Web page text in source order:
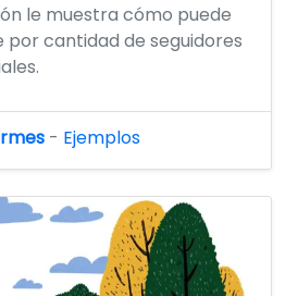
le muestra cómo puede
cantidad de seguidores
- Ejemplos